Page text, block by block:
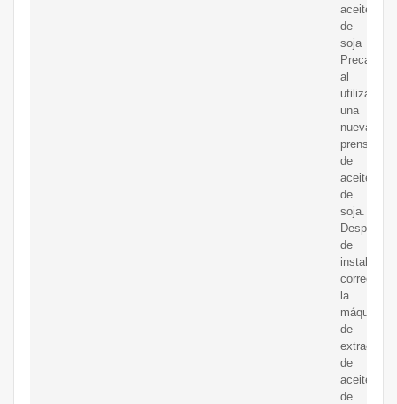
aceite
de
soja
al
utilizar
una
nueva
prensa
de
aceite
de
soja.
Después
de
instalar
la
máquina
de
extracción
de
aceite
de